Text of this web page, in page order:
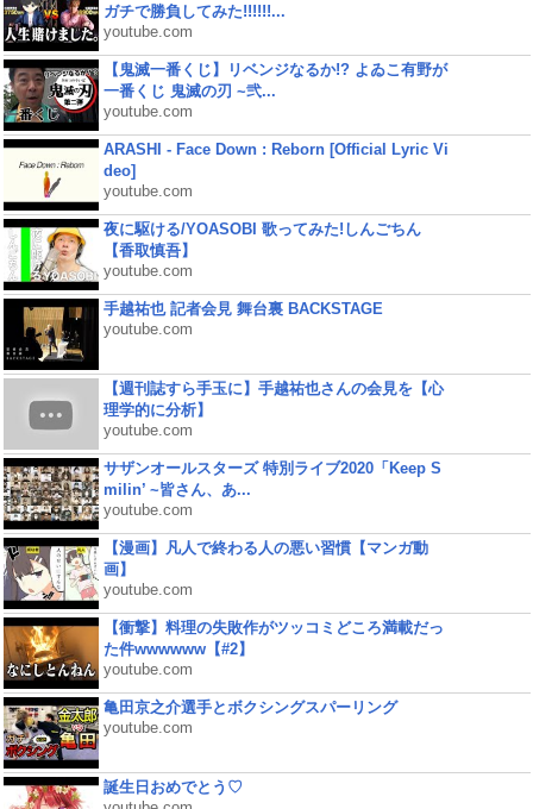
ガチで勝負してみた!!!!!!...
youtube.com
【鬼滅一番くじ】リベンジなるか!? よゐこ有野が
一番くじ 鬼滅の刃 ~弐...
youtube.com
ARASHI - Face Down : Reborn [Official Lyric Vi
deo]
youtube.com
夜に駆ける/YOASOBI 歌ってみた!しんごちん
【香取慎吾】
youtube.com
手越祐也 記者会見 舞台裏 BACKSTAGE
youtube.com
【週刊誌すら手玉に】手越祐也さんの会見を【心
理学的に分析】
youtube.com
サザンオールスターズ 特別ライブ2020「Keep S
milin’ ~皆さん、あ...
youtube.com
【漫画】凡人で終わる人の悪い習慣【マンガ動
画】
youtube.com
【衝撃】料理の失敗作がツッコミどころ満載だっ
た件wwwwww【#2】
youtube.com
亀田京之介選手とボクシングスパーリング
youtube.com
誕生日おめでとう♡